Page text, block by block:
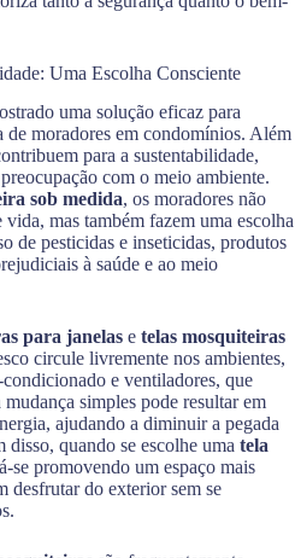
Uma Escolha Consciente
uma solução eficaz para
de moradores em condomínios. Além
para a sustentabilidade,
com o meio ambiente.
sob medida, os moradores não
mas também fazem uma escolha
de pesticidas e inseticidas, produtos
à saúde e ao meio
para janelas e telas mosquiteiras
circule livremente nos ambientes,
e ventiladores, que
simples pode resultar em
ajudando a diminuir a pegada
quando se escolhe uma tela
se promovendo um espaço mais
desfrutar do exterior sem se